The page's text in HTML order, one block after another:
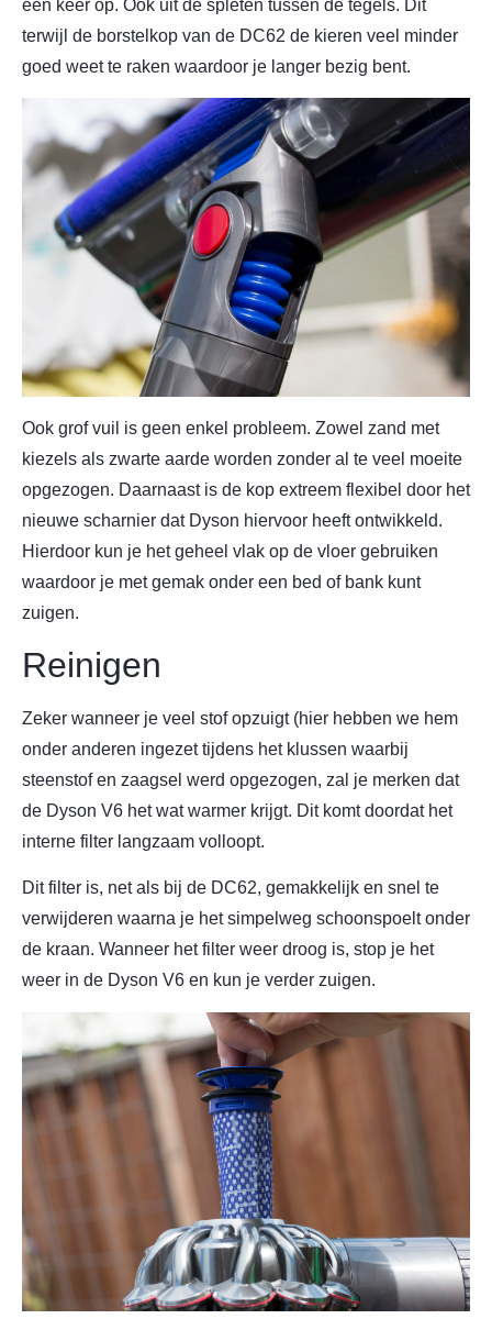
één keer op. Ook uit de spleten tussen de tegels. Dit
terwijl de borstelkop van de DC62 de kieren veel minder
goed weet te raken waardoor je langer bezig bent.
Ook grof vuil is geen enkel probleem. Zowel zand met
kiezels als zwarte aarde worden zonder al te veel moeite
opgezogen. Daarnaast is de kop extreem flexibel door het
nieuwe scharnier dat Dyson hiervoor heeft ontwikkeld.
Hierdoor kun je het geheel vlak op de vloer gebruiken
waardoor je met gemak onder een bed of bank kunt
zuigen.
Reinigen
Zeker wanneer je veel stof opzuigt (hier hebben we hem
onder anderen ingezet tijdens het klussen waarbij
steenstof en zaagsel werd opgezogen, zal je merken dat
de Dyson V6 het wat warmer krijgt. Dit komt doordat het
interne filter langzaam volloopt.
Dit filter is, net als bij de DC62, gemakkelijk en snel te
verwijderen waarna je het simpelweg schoonspoelt onder
de kraan. Wanneer het filter weer droog is, stop je het
weer in de Dyson V6 en kun je verder zuigen.